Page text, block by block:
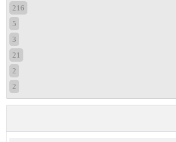
216
5
3
21
2
2